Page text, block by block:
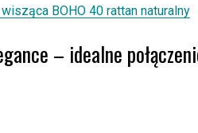
wisząca BOHO 40 rattan naturalny
– idealne